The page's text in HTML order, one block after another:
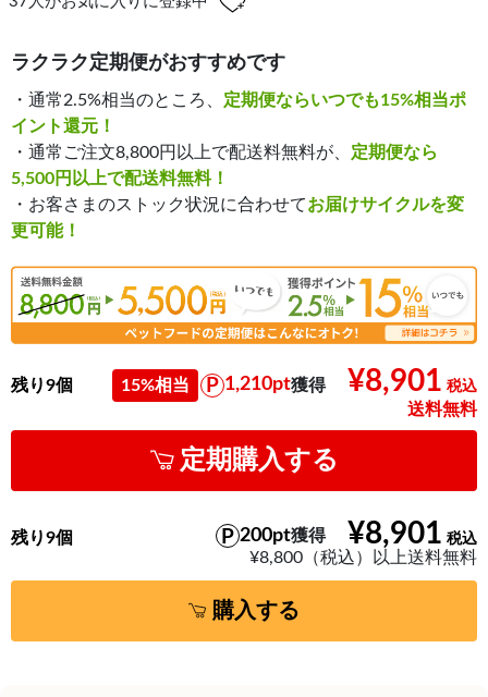
ラクラク定期便がおすすめです
・通常2.5%相当のところ、 定期便ならいつでも15%相当ポ
イント還元！
・通常ご注文8,800円以上で配送料無料が、 定期便なら
5,500円以上で配送料無料！
・お客さまのストック状況に合わせてお届けサイクルを変
更可能！
¥8,901
送料無料
15%相当 1,210pt獲得
残り9個
定期購入する
¥8,901
200pt獲得
¥8,800（税込）以上送料無料
残り9個
購入する